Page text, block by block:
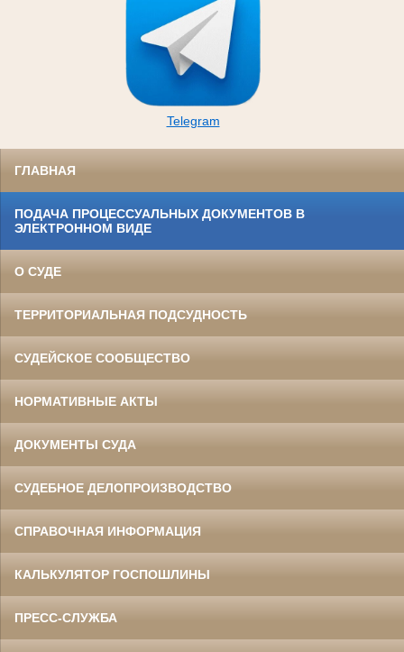
Telegram
ГЛАВНАЯ
ПОДАЧА ПРОЦЕССУАЛЬНЫХ ДОКУМЕНТОВ В
ЭЛЕКТРОННОМ ВИДЕ
О СУДЕ
ТЕРРИТОРИАЛЬНАЯ ПОДСУДНОСТЬ
СУДЕЙСКОЕ СООБЩЕСТВО
НОРМАТИВНЫЕ АКТЫ
ДОКУМЕНТЫ СУДА
СУДЕБНОЕ ДЕЛОПРОИЗВОДСТВО
СПРАВОЧНАЯ ИНФОРМАЦИЯ
КАЛЬКУЛЯТОР ГОСПОШЛИНЫ
ПРЕСС-СЛУЖБА